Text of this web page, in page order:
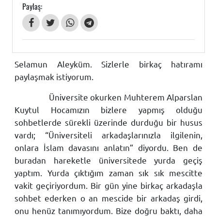
Paylaş:
Selamun Aleyküm. Sizlerle birkaç hatıramı
paylaşmak istiyorum.
Üniversite okurken Muhterem Alparslan
Kuytul Hocamızın bizlere yapmış olduğu
sohbetlerde sürekli üzerinde durduğu bir husus
vardı; “Üniversiteli arkadaşlarınızla ilgilenin,
onlara İslam davasını anlatın” diyordu. Ben de
buradan hareketle üniversitede yurda geçiş
yaptım. Yurda çıktığım zaman sık sık mescitte
vakit geçiriyordum. Bir gün yine birkaç arkadaşla
sohbet ederken o an mescide bir arkadaş girdi,
onu henüz tanımıyordum. Bize doğru baktı, daha